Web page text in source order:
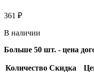
361 ₽
В наличии
Больше 50 шт. - цена
Количество Скидка